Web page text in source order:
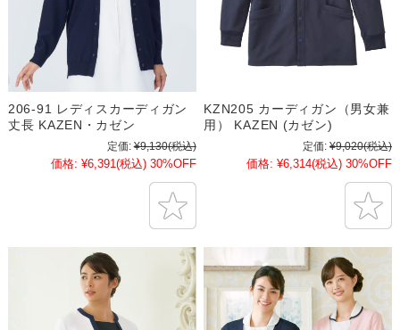
206-91 レディスカーディガン
丈長 KAZEN・カゼン
定価: ¥9,130(税込)
価格: ¥6,391(税込) 30%OFF
KZN205 カーディガン（男女兼
用） KAZEN (カゼン)
定価: ¥9,020(税込)
価格: ¥6,314(税込) 30%OFF